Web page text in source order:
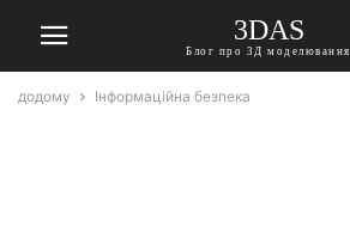
3DAS
Блог про 3Д моделювання
додому Інформаційна безпека